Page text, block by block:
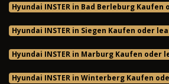
Hyundai INSTER in Bad Berleburg Kaufen
Hyundai INSTER in Siegen Kaufen oder
Hyundai INSTER in Marburg Kaufen oder
Hyundai INSTER in Winterberg Kaufen